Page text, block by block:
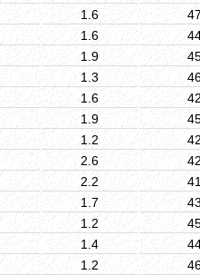
1.6
1.6
1.9
1.3
1.6
1.9
1.2
2.6
2.2
1.7
1.2
1.4
1.2